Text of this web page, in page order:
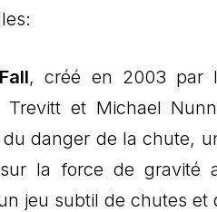
, créé en 2003 par
Trevitt et Michael
danger de la chute,
la force de gravité
jeu subtil de chutes et